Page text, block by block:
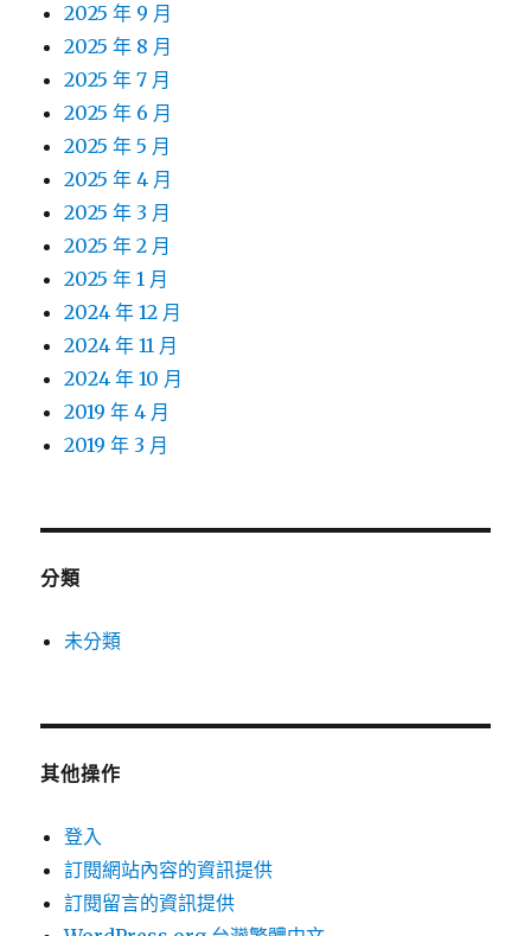
2025 年 9 月
2025 年 8 月
2025 年 7 月
2025 年 6 月
2025 年 5 月
2025 年 4 月
2025 年 3 月
2025 年 2 月
2025 年 1 月
2024 年 12 月
2024 年 11 月
2024 年 10 月
2019 年 4 月
2019 年 3 月
分類
未分類
其他操作
登入
訂閱網站內容的資訊提供
訂閱留言的資訊提供